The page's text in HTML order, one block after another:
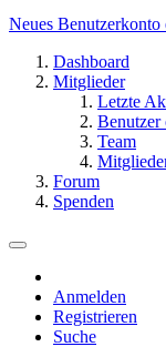
Neues Benutzerkonto
Dashboard
Mitglieder
Letzte
Benutzer
Team
Forum
Spenden
Anmelden
Registrieren
Suche